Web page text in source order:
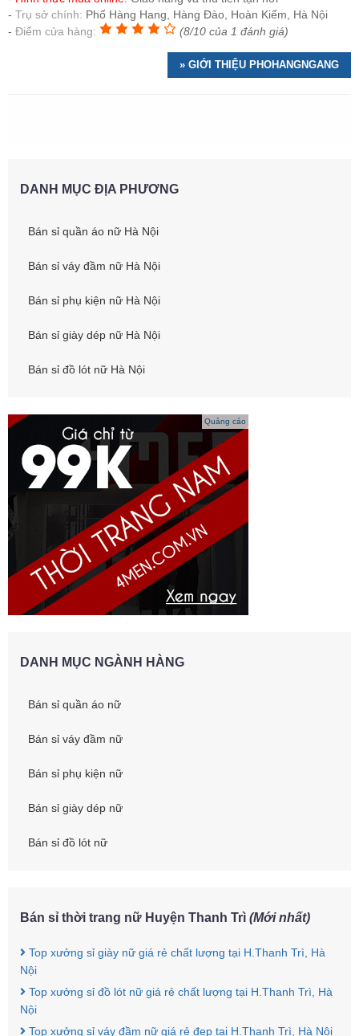
Trụ sở chính: Phố Hàng Hang, Hàng Đào, Hoàn Kiếm, Hà Nội
Điểm cửa hàng:
(8/10 của 1 đánh giá)
» GIỚI THIỆU PHOHANGNGANG
DANH MỤC ĐỊA PHƯƠNG
Bán sỉ quần áo nữ Hà Nội
Bán sỉ váy đầm nữ Hà Nội
Bán sỉ phụ kiện nữ Hà Nội
Bán sỉ giày dép nữ Hà Nội
Bán sỉ đồ lót nữ Hà Nội
Quảng cáo
DANH MỤC NGÀNH HÀNG
Bán sỉ quần áo nữ
Bán sỉ váy đầm nữ
Bán sỉ phụ kiện nữ
Bán sỉ giày dép nữ
Bán sỉ đồ lót nữ
Bán sỉ thời trang nữ Huyện Thanh Trì (Mới nhất)
Top xưởng sỉ giày nữ giá rẻ chất lượng tại H.Thanh Trì, Hà
Nội
Top xưởng sỉ đồ lót nữ giá rẻ chất lượng tại H.Thanh Trì, Hà
Nội
Top xưởng sỉ váy đầm nữ giá rẻ đẹp tại H.Thanh Trì, Hà Nội